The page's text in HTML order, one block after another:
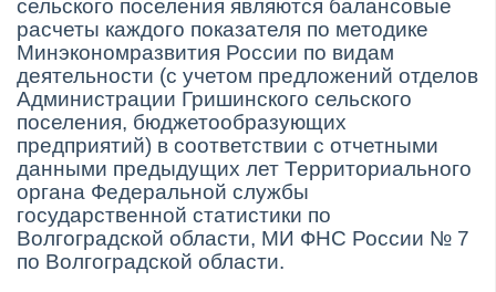
сельского поселения являются балансовые
расчеты каждого показателя по методике
Минэкономразвития России по видам
деятельности (с учетом предложений отделов
Администрации Гришинского сельского
поселения, бюджетообразующих
предприятий) в соответствии с отчетными
данными предыдущих лет Территориального
органа Федеральной службы
государственной статистики по
Волгоградской области, МИ ФНС России № 7
по Волгоградской области.